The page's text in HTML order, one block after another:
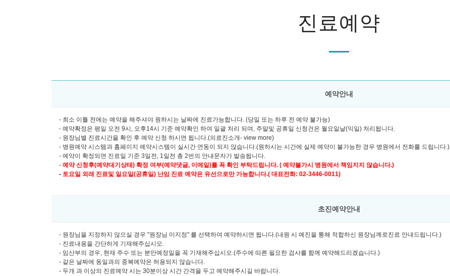
진료예약
예약안내
- 최소 이틀 전에는 예약을 해주셔야 원하시는 날짜에 진료가능합니다. (당일 또는 하루 전 예약 불가능)
- 예약확정은 평일 오전 9시, 오후14시 기준 예약확인 하여 일괄 처리 되며, 주말및 공휴일 신청건은 월요일날(익일) 처리됩니다.
- 원장님별 진료시간을 확인 후 예약 신청 하시면 됩니다.(의료진소개- view more)
- 병원예약 시스템과 홈페이지 예약시스템이 실시간 연동이 되지 않습니다.(원하시는 시간에 실제 예약이 불가능한 경우 병원에서 전화를 드립니다.)
- 예약이 확정되면 진료일 기준 3일전, 1일전 총 2번의 안내문자가 발송됩니다.
- 예약 신청후(예약대기상태) 확정 여부(예약댓글, 이메일)를 꼭 확인 부탁드립니다. ( 예약불가시 병원에서 책임지지 않습니다.)
- 토요일 외래 진료및 일요일(공휴일) 난임 진료 예약은 유선으로만 가능합니다.( 대표전화: 02-3446-0011)
초진예약안내
- 원장님을 지정하지 않으실 경우 "원장님 미지정" 를 선택하여 예약하시면 됩니다.(내원 시 예진을 통해 적합하신 원장님께로진료 안내드립니다.)
- 진료내용을 간단하게 기재해주십시오.
- 임산부의 경우, 현재 주수 또는 분만예정일을 꼭 기재해주십시오.(주수에 따른 필요한 검사를 함께 예약해드리겠습니다.)
- 같은 날짜에 동일과의 중복예약은 허용되지 않습니다.
- 두개 과 이상의 진료예약 시는 30분이상 시간 간격을 두고 예약해주시길 바랍니다.